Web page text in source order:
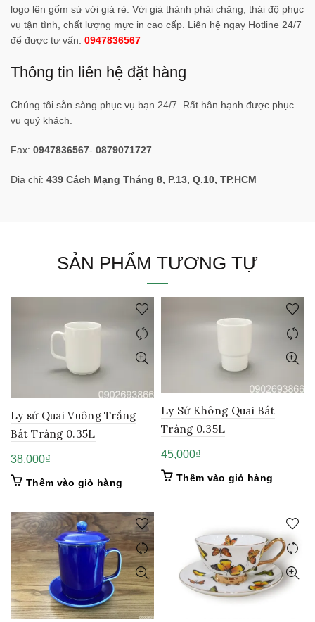
logo lên gốm sứ với giá rẻ. Với giá thành phải chăng, thái độ phục
vụ tận tình, chất lượng mực in cao cấp. Liên hệ ngay Hotline 24/7
để được tư vấn: 0947836567
Thông tin liên hệ đặt hàng
Chúng tôi sẵn sàng phục vụ bạn 24/7. Rất hân hạnh được phục
vụ quý khách.
Fax: 0947836567- 0879071727
Địa chỉ: 439 Cách Mạng Tháng 8, P.13, Q.10, TP.HCM
SẢN PHẨM TƯƠNG TỰ
Ly sứ Quai Vuông Trắng
Bát Tràng 0.35L
38,000₫
Thêm vào giỏ hàng
Ly Sứ Không Quai Bát
Tràng 0.35L
45,000₫
Thêm vào giỏ hàng